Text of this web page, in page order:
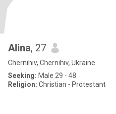
Alina, 27
Chernihiv, Chernihiv, Ukraine
Seeking: Male 29 - 48
Religion: Christian - Protestant